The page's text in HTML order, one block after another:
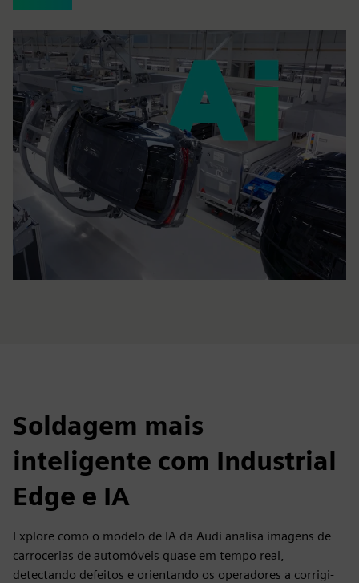
Soldagem mais
inteligente com Industrial
Edge e IA
Explore como o modelo de IA da Audi analisa imagens de
carrocerias de automóveis quase em tempo real,
detectando defeitos e orientando os operadores a corrigi-